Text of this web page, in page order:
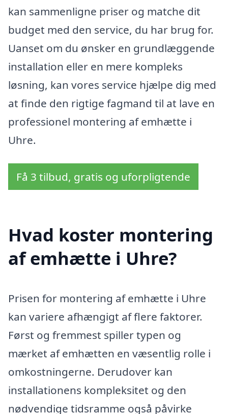
kan sammenligne priser og matche dit
budget med den service, du har brug for.
Uanset om du ønsker en grundlæggende
installation eller en mere kompleks
løsning, kan vores service hjælpe dig med
at finde den rigtige fagmand til at lave en
professionel montering af emhætte i
Uhre.
Få 3 tilbud, gratis og uforpligtende
Hvad koster montering
af emhætte i Uhre?
Prisen for montering af emhætte i Uhre
kan variere afhængigt af flere faktorer.
Først og fremmest spiller typen og
mærket af emhætten en væsentlig rolle i
omkostningerne. Derudover kan
installationens kompleksitet og den
nødvendige tidsramme også påvirke